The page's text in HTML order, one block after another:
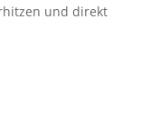
und direkt